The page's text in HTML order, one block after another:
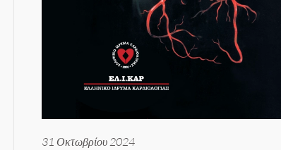
31 Οκτωβρίου 2024